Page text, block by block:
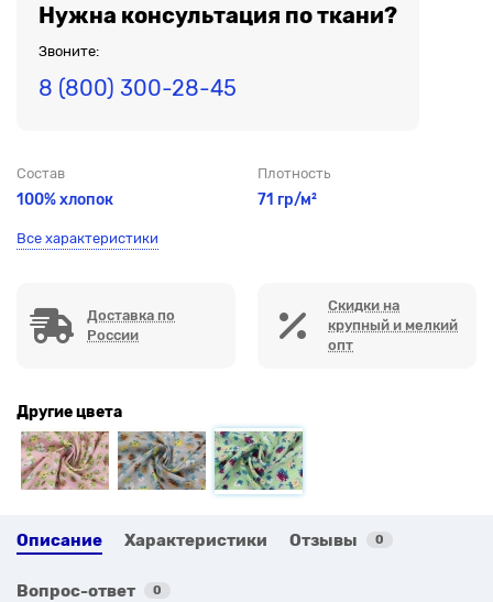
Нужна консультация по ткани?
Звоните:
8 (800) 300-28-45
Состав
100% хлопок
Плотность
71 гр/м²
Все характеристики
Доставка по
России
Скидки на
крупный и мелкий
опт
Другие цвета
Описание Характеристики Отзывы 0
Вопрос-ответ 0